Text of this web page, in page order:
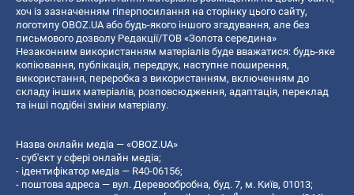
хоч із зазначенням гіперпосилання на сторінку цього сайту,
логотипу OBOZ.UA або будь-якого іншого згадування, але без
письмового дозволу Редакції/ТОВ «Золота середина»
Незаконним використанням матеріалів буде вважатися: будь-яке
копiювання, публiкацiя, передрук, наступне поширення,
використання, переробка з використанням, включенням до
складу інших матеріалів, розповсюдження, адаптація, переклад
та інші подібні зміни матеріалу.
Назва онлайн медіа — «OBOZ.UA»
- суб'єкт у сфері онлайн медіа;
- ідентифікатор медіа — R40-06156;
- поштова адреса — вул. Деревообробна, буд. 7, м. Київ, 01013;